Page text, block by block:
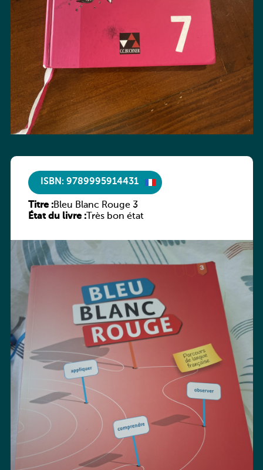
ISBN: 9789995914431
Titre :Bleu Blanc Rouge 3
État du livre :Très bon état